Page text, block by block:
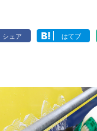
シェア はてブ